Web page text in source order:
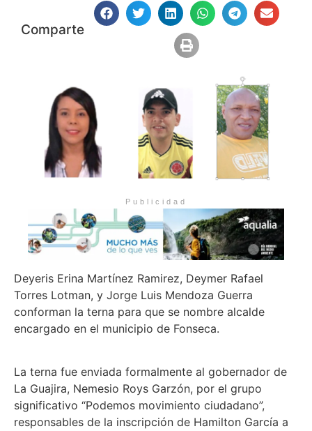
Comparte
Publicidad
Deyeris Erina Martínez Ramirez, Deymer Rafael
Torres Lotman, y Jorge Luis Mendoza Guerra
conforman la terna para que se nombre alcalde
encargado en el municipio de Fonseca.
La terna fue enviada formalmente al gobernador de
La Guajira, Nemesio Roys Garzón, por el grupo
significativo “Podemos movimiento ciudadano”,
responsables de la inscripción de Hamilton García a